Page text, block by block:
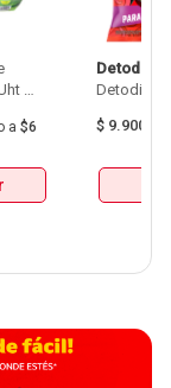
a $6
Detodito
$ 9.900